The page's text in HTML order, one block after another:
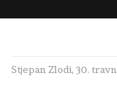
Stjepan Zlodi, 30.